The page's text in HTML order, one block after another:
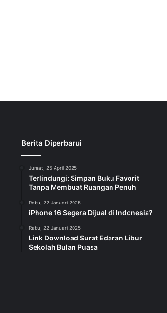
Berita Diperbarui
Jumat, 25 April 2025
Terlindungi: Simpan Buku Favorit
Tanpa Membuat Ruangan Penuh
Rabu, 22 Januari 2025
iPhone 16 Segera Dijual di Indonesia?
Rabu, 22 Januari 2025
Link Download Surat Edaran Libur
Sekolah Bulan Puasa